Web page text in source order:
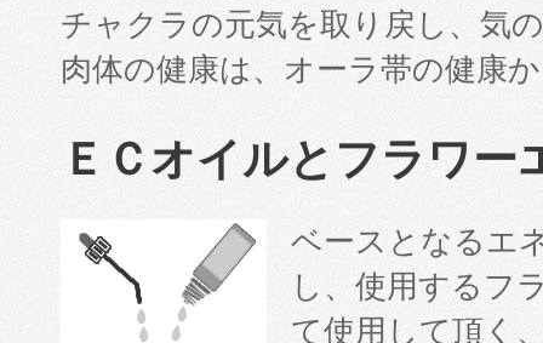
チャクラの元気を取り戻し、気
肉体の健康は、オーラ帯の健康
ＥＣオイルとフラワ
ベースとなるエ
し、使用するフ
て使用して頂く